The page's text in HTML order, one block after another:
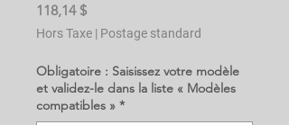
118,14 $Prix
Hors Taxe | Postage standard
Obligatoire : Saisissez votre modèle
et validez-le dans la liste « Modèles
compatibles » *